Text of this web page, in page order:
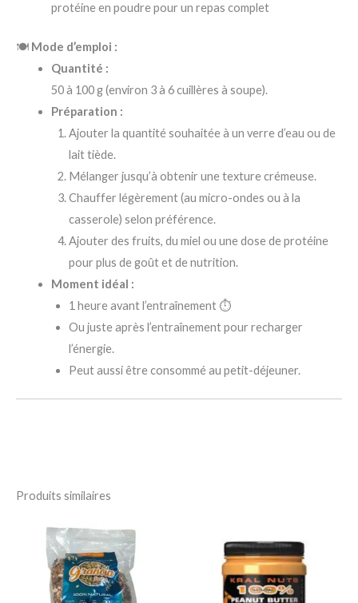
protéine en poudre pour un repas complet
🍽️ Mode d’emploi :
Quantité :
50 à 100 g (environ 3 à 6 cuillères à soupe).
Préparation :
Ajouter la quantité souhaitée à un verre d’eau ou de
lait tiède.
Mélanger jusqu’à obtenir une texture crémeuse.
Chauffer légèrement (au micro-ondes ou à la
casserole) selon préférence.
Ajouter des fruits, du miel ou une dose de protéine
pour plus de goût et de nutrition.
Moment idéal :
1 heure avant l’entraînement ⏱️
Ou juste après l’entraînement pour recharger
l’énergie.
Peut aussi être consommé au petit-déjeuner.
Produits similaires